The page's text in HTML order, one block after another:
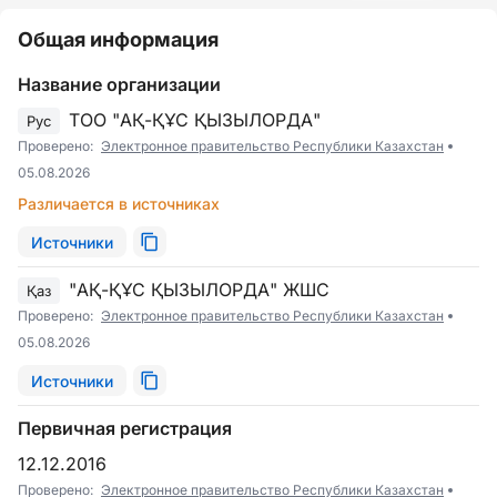
Общая информация
Название организации
Рус ТОО "АҚ-ҚҰС ҚЫЗЫЛОРДА"
Проверено: Электронное правительство Республики Казахстан
05.08.2026
Различается в источниках
Источники
Қаз "АҚ-ҚҰС ҚЫЗЫЛОРДА" ЖШС
Проверено: Электронное правительство Республики Казахстан
05.08.2026
Источники
Первичная регистрация
12.12.2016
Проверено: Электронное правительство Республики Казахстан